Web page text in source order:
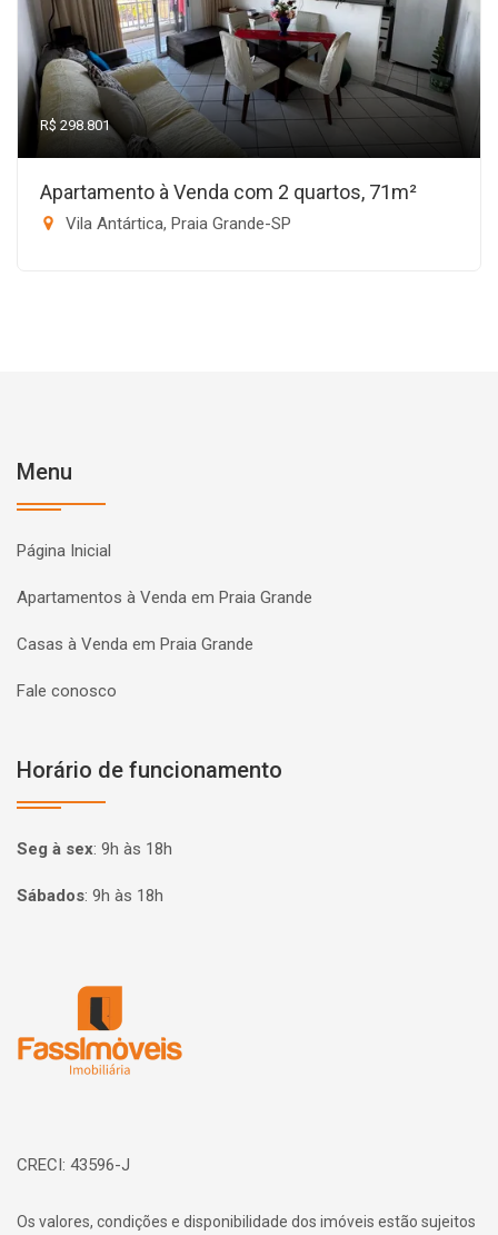
R$ 298.801
Apartamento à Venda com 2 quartos, 71m²
Vila Antártica, Praia Grande-SP
Menu
Página Inicial
Apartamentos à Venda em Praia Grande
Casas à Venda em Praia Grande
Fale conosco
Horário de funcionamento
Seg à sex: 9h às 18h
Sábados: 9h às 18h
CRECI: 43596-J
Os valores, condições e disponibilidade dos imóveis estão sujeitos